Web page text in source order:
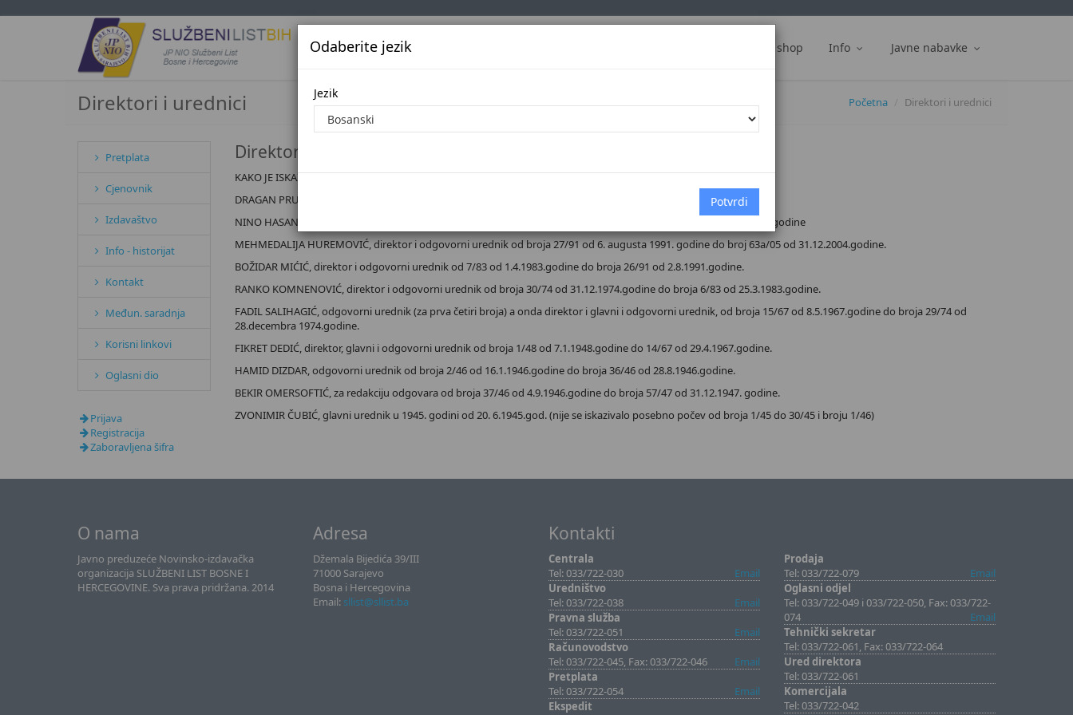
Jezik Službena glasila Web shop Info Javne nabavke
Odaberite jezik
Jezik
Direktori i urednici Početna Direktori i urednici
Pretplata
Cjenovnik
Izdavaštvo
Info - historijat
Kontakt
Međun. saradnja
Korisni linkovi
Oglasni dio
Prijava
Registracija
Zaboravljena šifra
Direktori i urednici
KAKO JE ISKAZANO U IMPRESUMU SLUŽBENIH GLASILA
DRAGAN PRUSINA, direktor i odgovorni urednik od broja 48/06 od 26.6.2006.godine.
NINO HASANOVIĆ, v.d. direktor i odgovorni urednik od broja 1/05 od 4.1.2005.godine. do broj 48/06 od 26.6.2006. godine
MEHMEDALIJA HUREMOVIĆ, direktor i odgovorni urednik od broja 27/91 od 6. augusta 1991. godine do broj 63a/05 od 31.12.2004.godine.
BOŽIDAR MIĆIĆ, direktor i odgovorni urednik od 7/83 od 1.4.1983.godine do broja 26/91 od 2.8.1991.godine.
RANKO KOMNENOVIĆ, direktor i odgovorni urednik od broja 30/74 od 31.12.1974.godine do broja 6/83 od 25.3.1983.godine.
FADIL SALIHAGIĆ, odgovorni urednik (za prva četiri broja) a onda direktor i glavni i odgovorni urednik, od broja 15/67 od 8.5.1967.godine do broja 29/74 od
28.decembra 1974.godine.
FIKRET DEDIĆ, direktor, glavni i odgovorni urednik od broja 1/48 od 7.1.1948.godine do 14/67 od 29.4.1967.godine.
HAMID DIZDAR, odgovorni urednik od broja 2/46 od 16.1.1946.godine do broja 36/46 od 28.8.1946.godine.
BEKIR OMERSOFTIĆ, za redakciju odgovara od broja 37/46 od 4.9.1946.godine do broja 57/47 od 31.12.1947. godine.
ZVONIMIR ČUBIĆ, glavni urednik u 1945. godini od 20. 6.1945.god. (nije se iskazivalo posebno počev od broja 1/45 do 30/45 i broju 1/46)
O nama
Javno preduzeće Novinsko-izdavačka
organizacija SLUŽBENI LIST BOSNE I
HERCEGOVINE. Sva prava pridržana. 2014
Adresa
Džemala Bijedića 39/III
71000 Sarajevo
Bosna i Hercegovina
Email: sllist@sllist.ba
Kontakti
Centrala
Tel: 033/722-030
Email
Uredništvo
Tel: 033/722-038
Email
Pravna služba
Tel: 033/722-051
Email
Računovodstvo
Tel: 033/722-045, Fax: 033/722-046
Email
Pretplata
Tel: 033/722-054
Email
Ekspedit
Prodaja
Tel: 033/722-079
Email
Oglasni odjel
Tel: 033/722-049 i 033/722-050, Fax: 033/722-
074
Email
Tehnički sekretar
Tel: 033/722-061, Fax: 033/722-064
Ured direktora
Tel: 033/722-061
Komercijala
Tel: 033/722-042